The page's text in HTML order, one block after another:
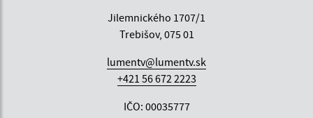
Jilemnického 1707/1
Trebišov, 075 01
lumentv@lumentv.sk
+421 56 672 2223
IČO: 00035777